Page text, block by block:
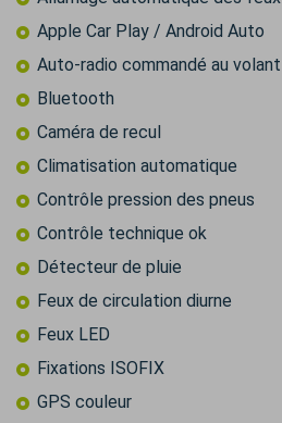
Apple Car Play / Android Auto
Auto-radio commandé au volant
Bluetooth
Caméra de recul
Climatisation automatique
Contrôle pression des pneus
Contrôle technique ok
Détecteur de pluie
Feux de circulation diurne
Feux LED
Fixations ISOFIX
GPS couleur